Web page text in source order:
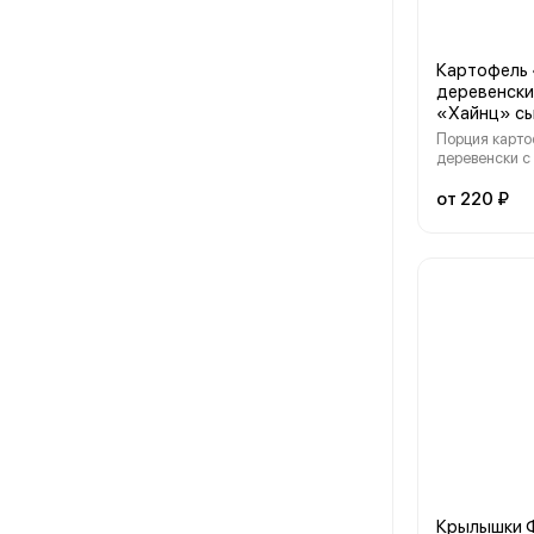
«Хайнц»
Порция
деревенски
100 гр/25 гр
от 220 ₽
Крылышки